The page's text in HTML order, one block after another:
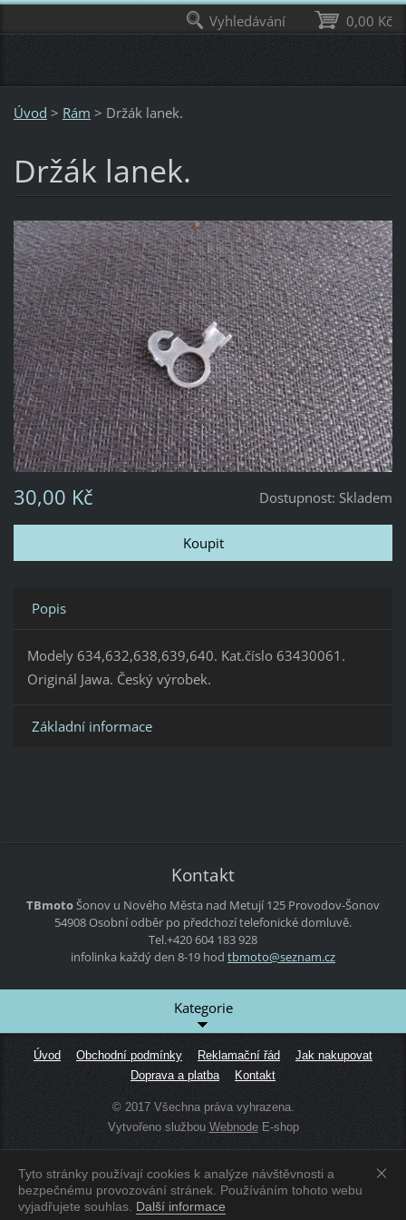
Úvod > Rám > Držák lanek.
Držák lanek.
Dostupnost: Skladem
30,00 Kč
Popis
Modely 634,632,638,639,640. Kat.číslo 63430061.
Originál Jawa. Český výrobek.
Základní informace
Tyto stránky používají cookies k analýze návštěvnosti a
bezpečnému provozování stránek. Používáním tohoto webu
vyjadřujete souhlas. Další informace
Kontakt
TBmotoŠonov u Nového Města nad Metují 125 Provodov-Šonov
54908Osobní odběr po předchozí telefonické domluvě.
Tel.+420 604 183 928
infolinka každý den 8-19 hod tbmoto@seznam.cz
Kategorie
Úvod Obchodní podmínky Reklamační řád
Jak nakupovat
Doprava a platba
Kontakt
© 2017 Všechna práva vyhrazena.
Vytvořeno službou WebnodeE-shop
Zobrazit:Mobilní verzi|Standardní verzi
0,00 Kč
Vyhledávání